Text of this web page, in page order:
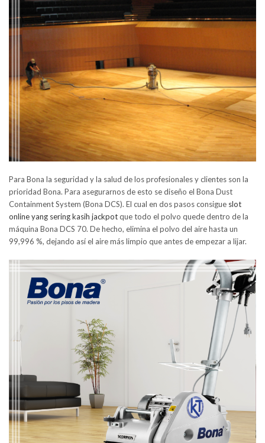
Para Bona la seguridad y la salud de los profesionales y clientes son la
prioridad Bona. Para asegurarnos de esto se diseño el Bona Dust
Containment System (Bona DCS). El cual en dos pasos consigue slot
online yang sering kasih jackpotque todo el polvo quede dentro de la
máquina Bona DCS 70. De hecho, elimina el polvo del aire hasta un
99,996 %, dejando así el aire más limpio que antes de empezar a lijar.